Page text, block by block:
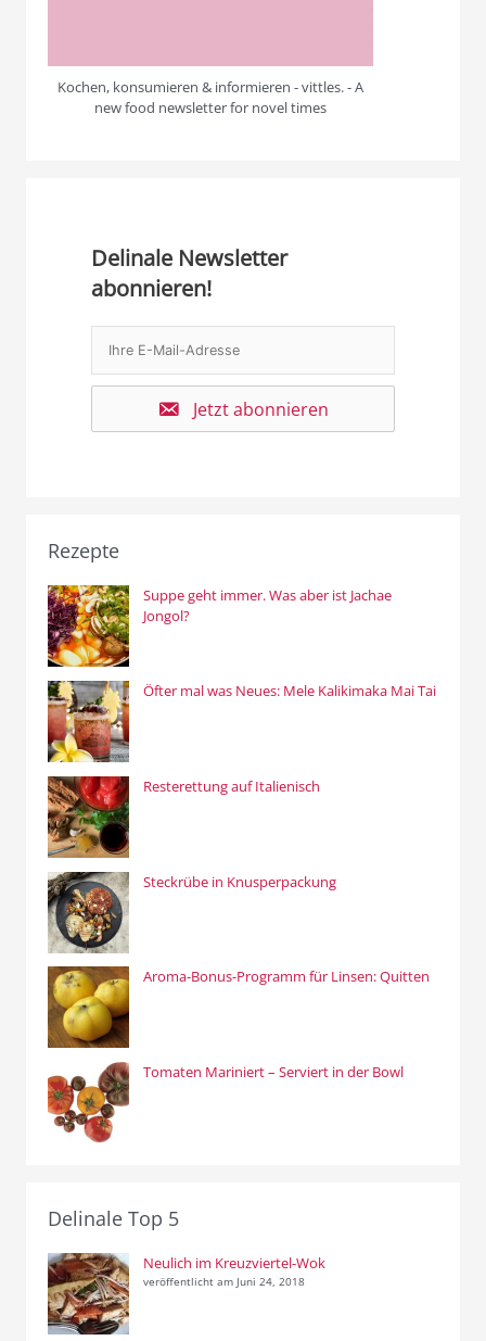
Kochen, konsumieren & informieren - vittles. - A
new food newsletter for novel times
Delinale Newsletter
abonnieren!
Jetzt abonnieren
Rezepte
Suppe geht immer. Was aber ist Jachae
Jongol?
Öfter mal was Neues: Mele Kalikimaka Mai Tai
Resterettung auf Italienisch
Steckrübe in Knusperpackung
Aroma-Bonus-Programm für Linsen: Quitten
Tomaten Mariniert – Serviert in der Bowl
Delinale Top 5
Neulich im Kreuzviertel-Wok
veröffentlicht am Juni 24, 2018